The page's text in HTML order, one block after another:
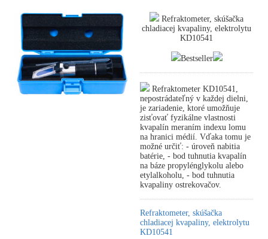
Refraktometer, skúšačka
chladiacej kvapaliny, elektrolytu
KD10541
Bestseller
Refraktometer KD10541,
nepostrádateľný v každej dielni,
je zariadenie, ktoré umožňuje
zisťovať fyzikálne vlastnosti
kvapalín meraním indexu lomu
na hranici médií. Vďaka tomu je
možné určiť: - úroveň nabitia
batérie, - bod tuhnutia kvapalín
na báze propylénglykolu alebo
etylalkoholu, - bod tuhnutia
kvapaliny ostrekovačov.
Refraktometer, skúšačka
chladiacej kvapaliny, elektrolytu
KD10541